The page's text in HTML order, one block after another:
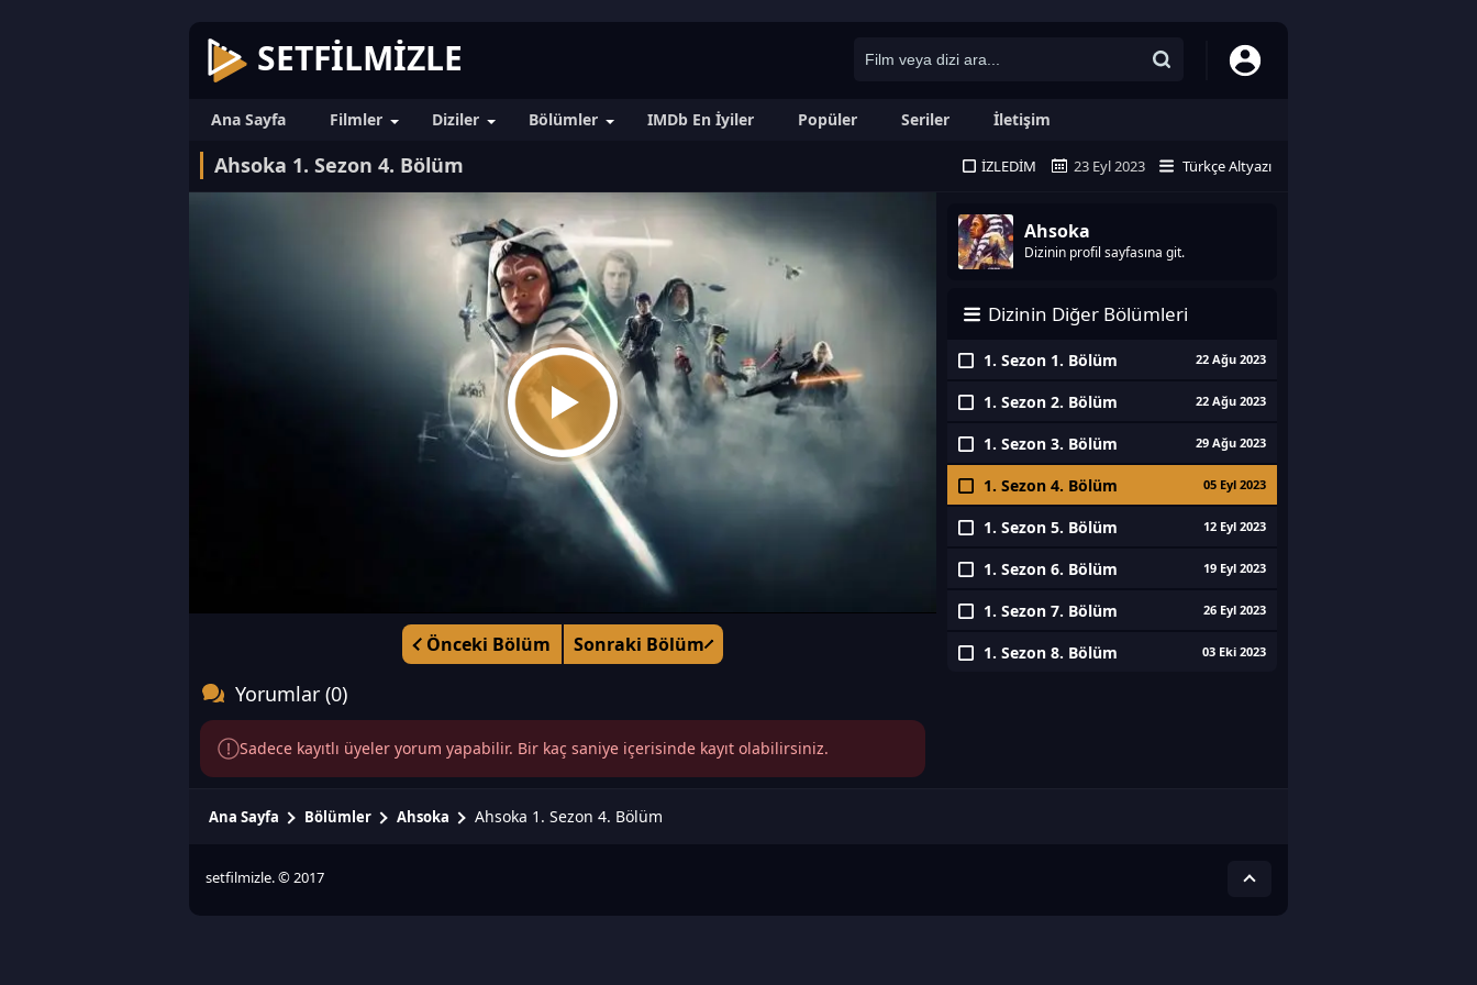
SETFILMIZLE
Ana Sayfa Filmler Diziler Bölümler IMDb En İyiler Popüler Seriler İletişim
Ahsoka 1. Sezon 4. Bölüm İZLEDIM 23 Eyl 2023 Türkçe Altyazı
Önceki Bölüm Sonraki Bölüm
Ahsoka
Dizinin profil sayfasına git.
Dizinin Diğer Bölümleri
1. Sezon 1. Bölüm 22 Ağu 2023
1. Sezon 2. Bölüm 22 Ağu 2023
1. Sezon 3. Bölüm 29 Ağu 2023
1. Sezon 4. Bölüm 05 Eyl 2023
1. Sezon 5. Bölüm 12 Eyl 2023
1. Sezon 6. Bölüm 19 Eyl 2023
1. Sezon 7. Bölüm 26 Eyl 2023
1. Sezon 8. Bölüm 03 Eki 2023
Yorumlar (0)
Sadece kayıtlı üyeler yorum yapabilir. Bir kaç saniye içerisinde kayıt olabilirsiniz.
Ana Sayfa Bölümler Ahsoka Ahsoka 1. Sezon 4. Bölüm
setfilmizle. © 2017